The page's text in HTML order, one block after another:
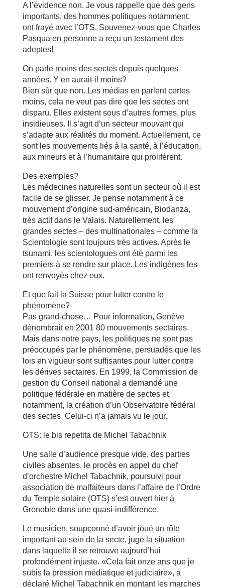
A l’évidence non. Je vous rappelle que des gens
importants, des hommes politiques notamment,
ont frayé avec l’OTS. Souvenez-vous que Charles
Pasqua en personne a reçu un testament des
adeptes!
On parle moins des sectes depuis quelques
années. Y en aurait-il moins?
Bien sûr que non. Les médias en parlent certes
moins, cela ne veut pas dire que les sectes ont
disparu. Elles existent sous d’autres formes, plus
insidieuses. Il s’agit d’un secteur mouvant qui
s’adapte aux réalités du moment. Actuellement, ce
sont les mouvements liés à la santé, à l’éducation,
aux mineurs et à l’humanitaire qui prolifèrent.
Des exemples?
Les médecines naturelles sont un secteur où il est
facile de se glisser. Je pense notamment à ce
mouvement d’origine sud-américain, Biodanza,
très actif dans le Valais. Naturellement, les
grandes sectes – des multinationales – comme la
Scientologie sont toujours très actives. Après le
tsunami, les scientologues ont été parmi les
premiers à se rendre sur place. Les indigènes les
ont renvoyés chez eux.
Et que fait la Suisse pour lutter contre le
phénomène?
Pas grand-chose… Pour information, Genève
dénombrait en 2001 80 mouvements sectaires.
Mais dans notre pays, les politiques ne sont pas
préoccupés par le phénomène, persuadés que les
lois en vigueur sont suffisantes pour lutter contre
les dérives sectaires. En 1999, la Commission de
gestion du Conseil national a demandé une
politique fédérale en matière de sectes et,
notamment, la création d’un Observatoire fédéral
des sectes. Celui-ci n’a jamais vu le jour.
OTS: le bis repetita de Michel Tabachnik
Une salle d’audience presque vide, des parties
civiles absentes, le procès en appel du chef
d’orchestre Michel Tabachnik, poursuivi pour
association de malfaiteurs dans l’affaire de l’Ordre
du Temple solaire (OTS) s’est ouvert hier à
Grenoble dans une quasi-indifférence.
Le musicien, soupçonné d’avoir joué un rôle
important au sein de la secte, juge la situation
dans laquelle il se retrouve aujourd’hui
profondément injuste. «Cela fait onze ans que je
subis la pression médiatique et judiciaire», a
déclaré Michel Tabachnik en montant les marches